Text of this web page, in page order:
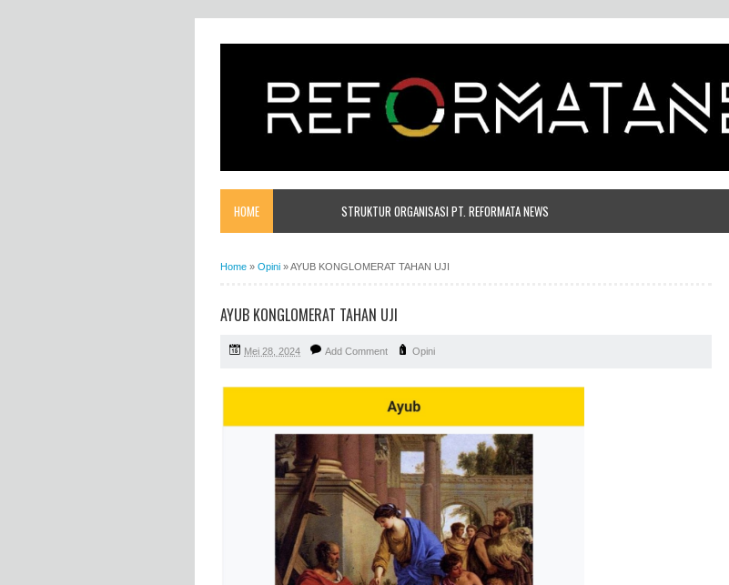
HOME STRUKTUR ORGANISASI PT. REFORMATA NEWS
Home » Opini »AYUB KONGLOMERAT TAHAN UJI
AYUB KONGLOMERAT TAHAN UJI
Mei 28, 2024 Add Comment Opini